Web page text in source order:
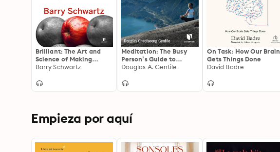
Brilliant: The Art and
Science of Making
Better Decisions
Barry Schwartz
Meditation: The Busy
Person’s Guide to
Cultivating Compassion
Douglas A. Gentile
On Task: How Our Brain
Gets Things Done
David Badre
Empieza por aquí